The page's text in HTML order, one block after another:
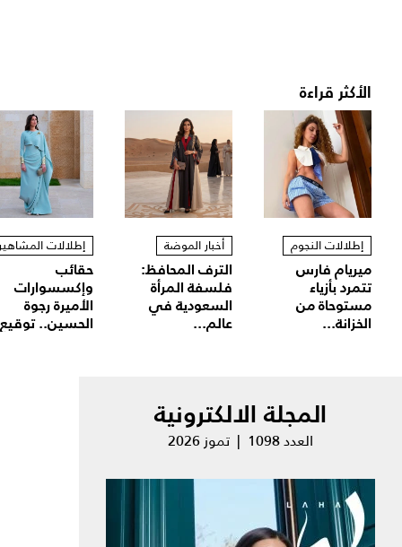
الأكثر قراءة
إطلالات النجوم
ميريام فارس
تتمرد بأزياء
مستوحاة من
الخزانة...
أخبار الموضة
الترف المحافظ:
فلسفة المرأة
السعودية في
عالم...
إطلالات
حقائب
وإكسسوارات
الأميرة رجوة
الحسين..
المجلة الالكترونية
العدد 1098 | تموز 2026